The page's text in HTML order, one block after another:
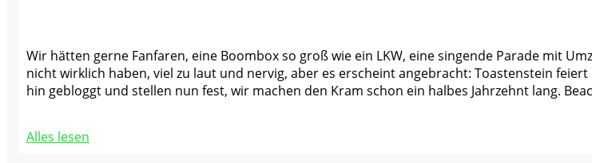
Wir hätten gerne Fanfaren, eine Boombox so groß wie ein LKW, eine singende Parade mit
nicht wirklich haben, viel zu laut und nervig, aber es erscheint angebracht: Toastenstein
hin gebloggt und stellen nun fest, wir machen den Kram schon ein halbes Jahrzehnt lang.
Alles lesen